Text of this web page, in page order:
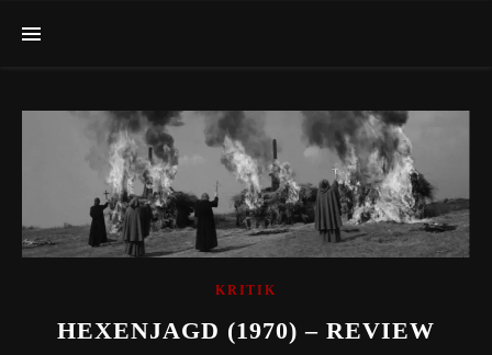
KRITIK
HEXENJAGD (1970) – REVIEW